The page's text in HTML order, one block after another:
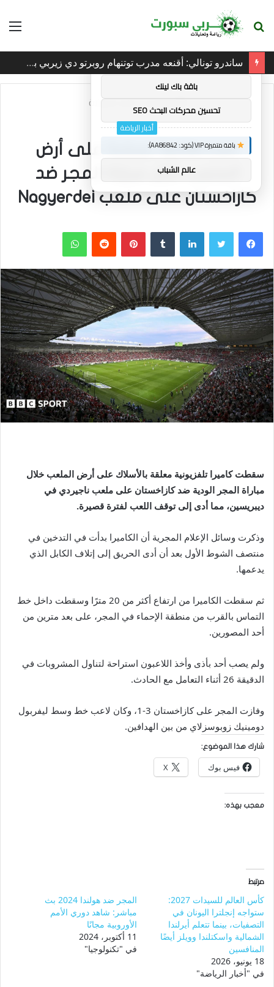
بحث
ساندرو تونالي: أقنعه مدرب توتنهام روبرتو دي زيربي بسرعة بالتوقيع
أخبار الرياضة
أخبار الرياضة
Spidercam تسقط على أرض
الملعب خلال مباراة المجر ضد
كازاخستان على ملعب Nagyerdei
فيسبوكتويتر لينكدإن بينتيريست واتساب
سقطت كاميرا تلفزيونية معلقة بالأسلاك على أرض الملعب خلال
مباراة المجر الودية ضد كازاخستان على ملعب ناجيردي في
ديبريسين، مما أدى إلى توقف اللعب لفترة قصيرة.
وذكرت وسائل الإعلام المجرية أن الكاميرا بدأت في التدخين في
منتصف الشوط الأول بعد أن أدى الحريق إلى إتلاف الكابل الذي
يدعمها.
ثم سقطت الكاميرا من ارتفاع أكثر من 20 مترًا وسقطت داخل خط
التماس بالقرب من منطقة الإحماء في المجر، على بعد مترين من
أحد المصورين.
ولم يصب أحد بأذى وأخذ اللاعبون استراحة لتناول المشروبات في
الدقيقة 26 أثناء التعامل مع الحادث.
وفازت المجر على كازاخستان 3-1، وكان لاعب خط وسط ليفربول
دومينيك زوبوسزلاي من بين الهدافين.
شارك هذا الموضوع:
فيس بوك X
معجب بهذه:
مرتبط
كأس العالم للسيدات 2027:
ستواجه إنجلترا اليونان في
التصفيات، بينما تتعلم أيرلندا
الشمالية واسكتلندا وويلز أيضًا
المنافسين
18 يونيو، 2026
في "أخبار الرياضة"
المجر ضد هولندا 2024 بث
مباشر: شاهد دوري الأمم
الأوروبية مجانًا
11 أكتوبر، 2024
في "تكنولوجيا"
توصيات :
باقة متميزة VIP (كود: AA11138):
باقة باك لينك
تحسين محركات البحث SEO
باقة متميزة VIP (كود: AA86842):
عالم الشباب